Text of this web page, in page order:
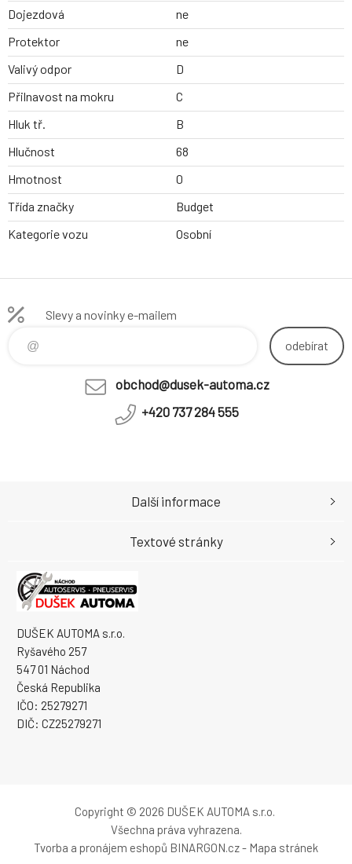
Dojezdová
ne
Protektor
ne
Valivý odpor
D
Přilnavost na mokru
C
Hluk tř.
B
Hlučnost
68
Hmotnost
0
Třída značky
Budget
Kategorie vozu
Osobní
Slevy a novinky e-mailem
odebírat
obchod@dusek-automa.cz
+420 737 284 555
DUŠEK AUTOMA s.r.o.
Ryšavého 257
547 01 Náchod
Česká Republika
IČO: 25279271
DIČ: CZ25279271
Další informace
Textové stránky
Copyright © 2026 DUŠEK AUTOMA s.r.o.
Všechna práva vyhrazena.
Tvorba a pronájem eshopů BINARGON.cz- Mapa stránek